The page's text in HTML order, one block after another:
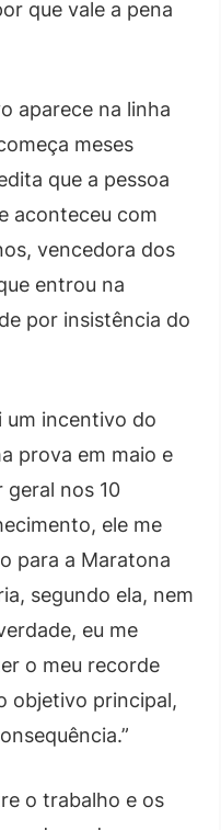
que vale a pena
aparece na linha
meses
que a pessoa
aconteceu com
vencedora dos
entrou na
por insistência do
um incentivo do
prova em maio e
geral nos 10
ele me
para a Maratona
segundo ela, nem
eu me
o meu recorde
objetivo principal,
o trabalho e os